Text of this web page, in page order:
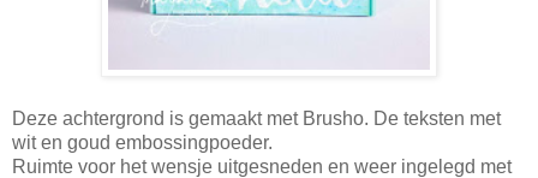
Deze achtergrond is gemaakt met Brusho. De teksten met
wit en goud embossingpoeder.
Ruimte voor het wensje uitgesneden en weer ingelegd met